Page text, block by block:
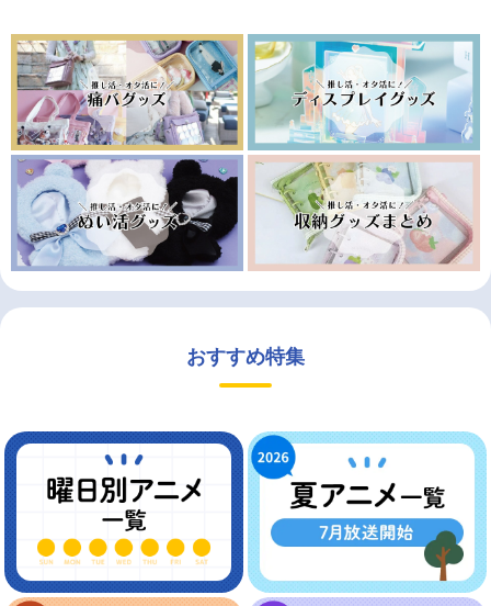
おすすめ特集